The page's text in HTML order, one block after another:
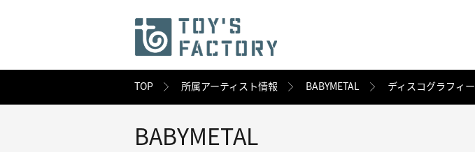
TOP 所属アーティスト情報 BABYMETAL ディスコグラフィー
BABYMETAL